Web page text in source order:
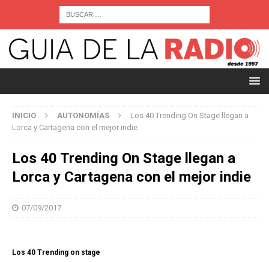
INICIO AUTONOMÍAS
Los 40 Trending On Stage llegan a
Lorca y Cartagena con el mejor indie
Los 40 Trending On Stage llegan a
Lorca y Cartagena con el mejor indie
07/09/2017
Los 40 Trending on stage